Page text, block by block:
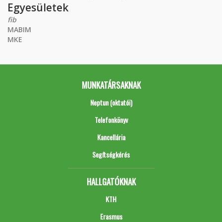
Egyesületek
fib
MABIM
MKE
MUNKATÁRSAKNAK
Neptun (oktatói)
Telefonkönyv
Kancellária
Segítségkérés
HALLGATÓKNAK
KTH
Erasmus